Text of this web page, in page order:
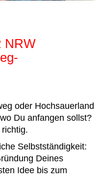
NRW
oder Hochsauerland
Du anfangen sollst?
Selbstständigkeit:
Deines
Idee bis zum